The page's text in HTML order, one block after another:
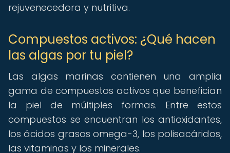
rejuvenecedora y nutritiva.
Compuestos activos: ¿Qué hacen
las algas por tu piel?
Las algas marinas contienen una amplia
gama de compuestos activos que benefician
la piel de múltiples formas. Entre estos
compuestos se encuentran los antioxidantes,
los ácidos grasos omega-3, los polisacáridos,
las vitaminas y los minerales.